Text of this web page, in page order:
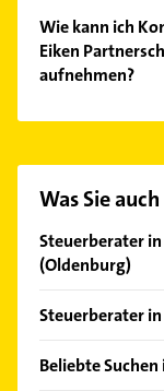
Wie kann ich
Eiken
aufnehmen?
unserem
finden Sie alle
Was Sie
Steuerberater
(Oldenburg)
Alexandersfeld
Bloherfelde
Steuerberater
Wardenburg
Beliebte